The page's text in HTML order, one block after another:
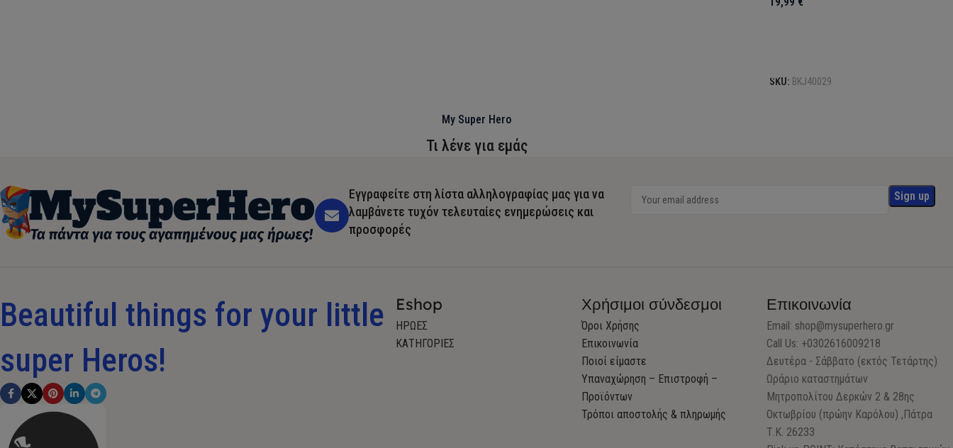
SKU: BKJ40029
My Super Hero
Τι λένε για εμάς
Εγγραφείτε στη λίστα αλληλογραφίας μας για να
λαμβάνετε τυχόν τελευταίες ενημερώσεις και
προσφορές
Beautiful things for your little
super Heros!
Eshop
ΗΡΩΕΣ
ΚΑΤΗΓΟΡΙΕΣ
Χρήσιμοι σύνδεσμοι
Όροι Χρήσης
Επικοινωνία
Ποιοί είμαστε
Υπαναχώρηση – Επιστροφή –
Προϊόντων
Τρόποι αποστολής & πληρωμής
Επικοινωνία
Email: shop@mysuperhero.gr
Call Us: +0302616009218
Δευτέρα - Σάββατο (εκτός Τετάρτης)
Ωράριο καταστημάτων
Μητροπολίτου Δερκών 2 & 28ης
Οκτωβρίου (πρώην Καρόλου) ,Πάτρα
Τ.Κ. 26233